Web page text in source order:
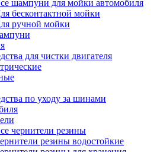
шампуни для мойки автомобиля
бесконтактной мойки
ручной мойки
для чистки двигателя
по уходу за шинами
чернители резины
резины водостойкие